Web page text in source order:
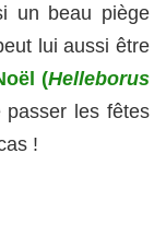
un beau piège
lui aussi être
(Helleborus
passer les fêtes
!